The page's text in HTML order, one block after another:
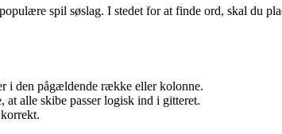
spil søslag. I stedet for at finde ord, skal du
i den pågældende række eller kolonne.
alle skibe passer logisk ind i gitteret.